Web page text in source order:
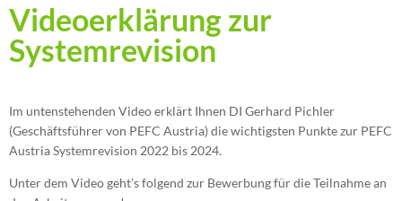
Videoerklärung zur
Systemrevision
Im untenstehenden Video erklärt Ihnen DI Gerhard Pichler
(Geschäftsführer von PEFC Austria) die wichtigsten Punkte zur PEFC
Austria Systemrevision 2022 bis 2024.
Unter dem Video geht’s folgend zur Bewerbung für die Teilnahme an